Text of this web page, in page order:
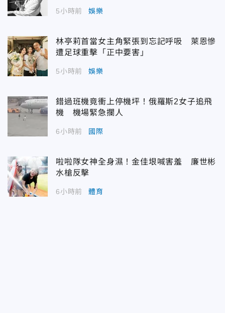
5小時前 娛樂
林亭莉首當女主角緊張到忘記呼吸 萊恩慘
遭足球重擊「正中要害」
5小時前 娛樂
錯過班機竟衝上停機坪！俄羅斯2女子追飛
機 機場緊急攔人
6小時前 國際
啦啦隊女神全身濕！金佳垠喊害羞 廉世彬
水槍反擊
6小時前 體育